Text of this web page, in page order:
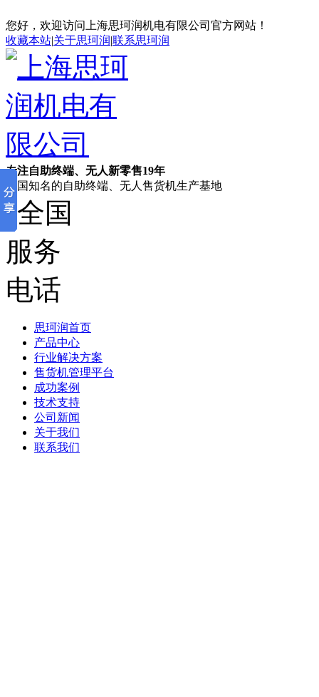
您好，欢迎访问上海思珂润机电有限公司官方网站！
收藏本站|关于思珂润|联系思珂润
专注自助终端、无人新零售19年
全国知名的自助终端、无人售货机生产基地
思珂润首页
产品中心
行业解决方案
售货机管理平台
成功案例
技术支持
公司新闻
关于我们
联系我们